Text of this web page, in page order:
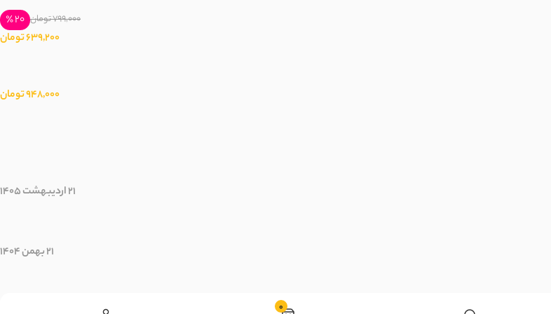
0
799,000 تومان
20 ٪
639,200 تومان
948,000 تومان
21 اردیبهشت 1405
21 بهمن 1404